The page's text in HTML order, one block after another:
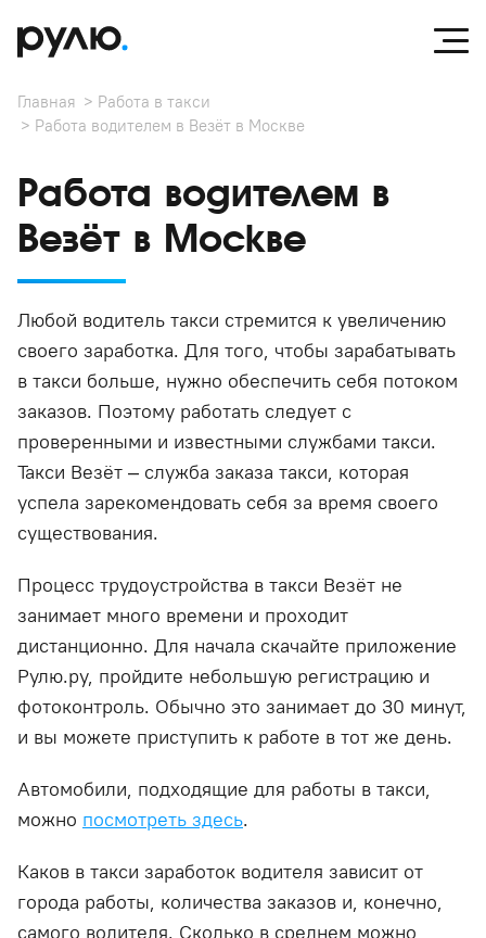
Главная
Работа в такси
Работа водителем в Везёт в Москве
Работа водителем в
Везёт в Москве
Любой водитель такси стремится к увеличению
своего заработка. Для того, чтобы зарабатывать
в такси больше, нужно обеспечить себя потоком
заказов. Поэтому работать следует с
проверенными и известными службами такси.
Такси Везёт – служба заказа такси, которая
успела зарекомендовать себя за время своего
существования.
Процесс трудоустройства в такси Везёт не
занимает много времени и проходит
дистанционно. Для начала скачайте приложение
Рулю.ру, пройдите небольшую регистрацию и
фотоконтроль. Обычно это занимает до 30 минут,
и вы можете приступить к работе в тот же день.
Автомобили, подходящие для работы в такси,
можно посмотреть здесь.
Каков в такси заработок водителя зависит от
города работы, количества заказов и, конечно,
самого водителя. Сколько в среднем можно